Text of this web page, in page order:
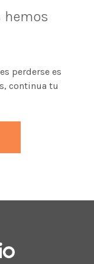
hemos
perderse es
continua tu